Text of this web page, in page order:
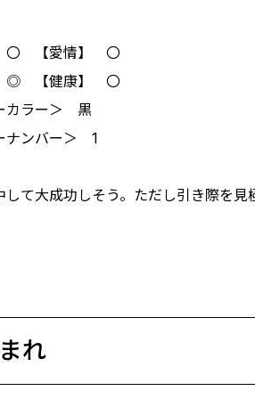
〇 【愛情】 〇
◎ 【健康】 〇
カラー＞ 黒
ナンバー＞ 1
して大成功しそう。ただし引き際を見
れ